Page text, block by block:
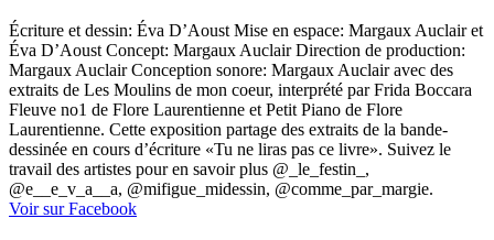
Écriture et dessin: Éva D’Aoust Mise en espace: Margaux Auclair et
Éva D’Aoust Concept: Margaux Auclair Direction de production:
Margaux Auclair Conception sonore: Margaux Auclair avec des
extraits de Les Moulins de mon coeur, interprété par Frida Boccara
Fleuve no1 de Flore Laurentienne et Petit Piano de Flore
Laurentienne. Cette exposition partage des extraits de la bande-
dessinée en cours d’écriture «Tu ne liras pas ce livre». Suivez le
travail des artistes pour en savoir plus @_le_festin_,
@e__e_v_a__a, @mifigue_midessin, @comme_par_margie.
Voir sur Facebook